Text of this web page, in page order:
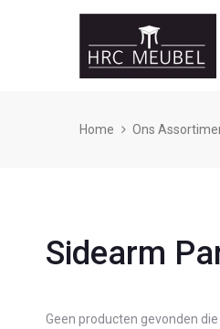
Home Ons
Sidearm
Geen producten gevonden